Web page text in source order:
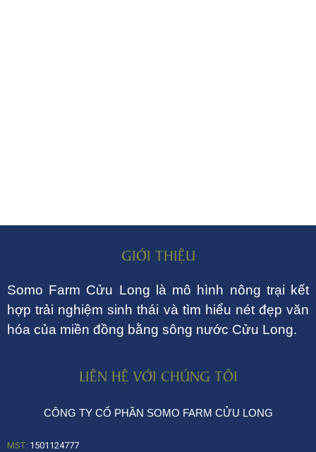
GIỚI THIỆU
Somo Farm Cửu Long là mô hình nông trại kết
hợp trải nghiệm sinh thái và tìm hiểu nét đẹp văn
hóa của miền đồng bằng sông nước Cửu Long.
LIÊN HỆ VỚI CHÚNG TÔI
CÔNG TY CỔ PHẦN SOMO FARM CỬU LONG
MST: 1501124777